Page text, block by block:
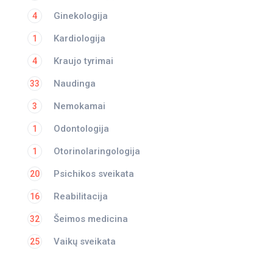
Ginekologija
4
Kardiologija
1
Kraujo tyrimai
4
Naudinga
33
Nemokamai
3
Odontologija
1
Otorinolaringologija
1
Psichikos sveikata
20
Reabilitacija
16
Šeimos medicina
32
Vaikų sveikata
25